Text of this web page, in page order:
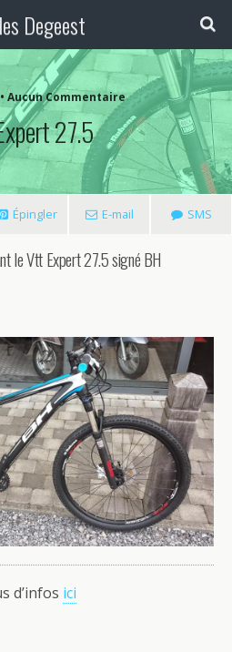
Degeest
• Aucun Commentaire
27.5
Épingler E-mail SMS
le Vtt Expert 27.5 signé BH
d’infos ici